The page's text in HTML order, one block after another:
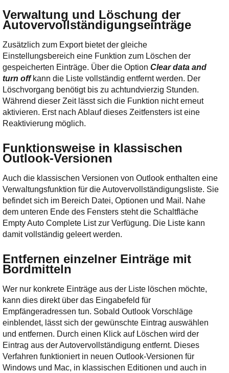
Verwaltung und Löschung der
Autovervollständigungseinträge
Zusätzlich zum Export bietet der gleiche
Einstellungsbereich eine Funktion zum Löschen der
gespeicherten Einträge. Über die Option Clear data and
turn off kann die Liste vollständig entfernt werden. Der
Löschvorgang benötigt bis zu achtundvierzig Stunden.
Während dieser Zeit lässt sich die Funktion nicht erneut
aktivieren. Erst nach Ablauf dieses Zeitfensters ist eine
Reaktivierung möglich.
Funktionsweise in klassischen
Outlook-Versionen
Auch die klassischen Versionen von Outlook enthalten eine
Verwaltungsfunktion für die Autovervollständigungsliste. Sie
befindet sich im Bereich Datei, Optionen und Mail. Nahe
dem unteren Ende des Fensters steht die Schaltfläche
Empty Auto Complete List zur Verfügung. Die Liste kann
damit vollständig geleert werden.
Entfernen einzelner Einträge mit
Bordmitteln
Wer nur konkrete Einträge aus der Liste löschen möchte,
kann dies direkt über das Eingabefeld für
Empfängeradressen tun. Sobald Outlook Vorschläge
einblendet, lässt sich der gewünschte Eintrag auswählen
und entfernen. Durch einen Klick auf Löschen wird der
Eintrag aus der Autovervollständigung entfernt. Dieses
Verfahren funktioniert in neuen Outlook-Versionen für
Windows und Mac, in klassischen Editionen und auch in